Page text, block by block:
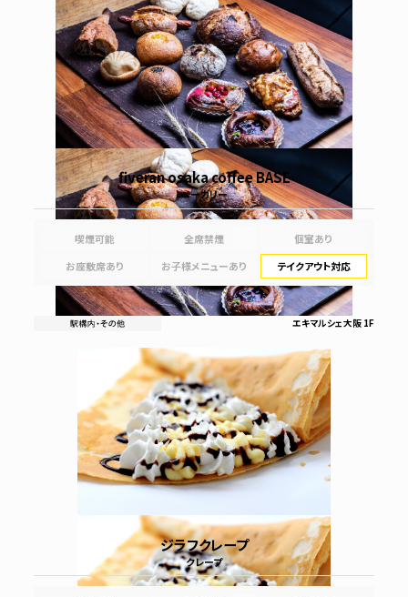
fiveran osaka coffee BASE
ベーカリー
喫煙可能 全席禁煙
個室あり
お座敷席あり
お子様メニューあり テイクアウト対応
エキマルシェ大阪 1F
ジラフクレープ
クレープ